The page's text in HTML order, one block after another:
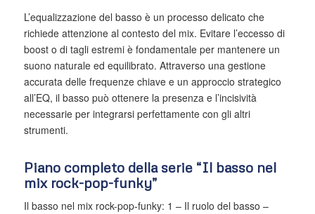
L’equalizzazione del basso è un processo delicato che
richiede attenzione al contesto del mix. Evitare l’eccesso di
boost o di tagli estremi è fondamentale per mantenere un
suono naturale ed equilibrato. Attraverso una gestione
accurata delle frequenze chiave e un approccio strategico
all’EQ, il basso può ottenere la presenza e l’incisività
necessarie per integrarsi perfettamente con gli altri
strumenti.
Piano completo della serie “Il basso nel
mix rock-pop-funky”
Il basso nel mix rock-pop-funky: 1 – Il ruolo del basso –